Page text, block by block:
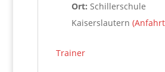
Ort: Schillerschule
Kaiserslautern
Trainer